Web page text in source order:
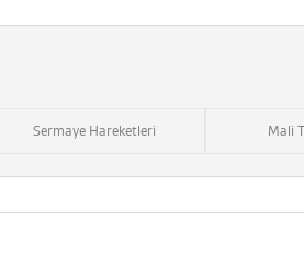
Sermaye Hareketleri Mali